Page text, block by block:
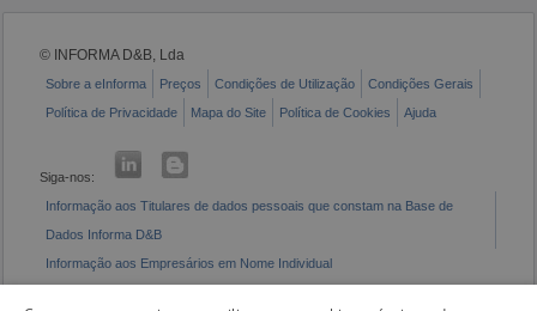
© INFORMA D&B, Lda
Sobre a eInforma Preços Condições de Utilização
Condições Gerais
Política de Privacidade
Mapa do Site Política de Cookies Ajuda
Siga-nos:
Informação aos Titulares de dados pessoais que constam na Base de
Dados Informa D&B
Informação aos Empresários em Nome Individual